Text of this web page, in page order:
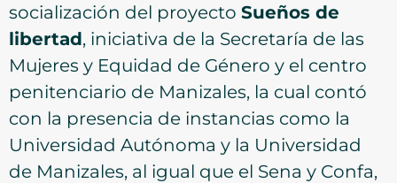
socialización del proyecto Sueños de
libertad, iniciativa de la Secretaría de las
Mujeres y Equidad de Género y el centro
penitenciario de Manizales, la cual contó
con la presencia de instancias como la
Universidad Autónoma y la Universidad
de Manizales, al igual que el Sena y Confa,